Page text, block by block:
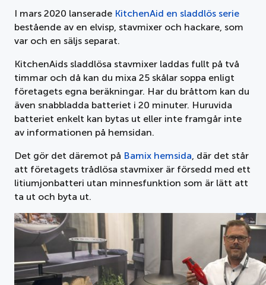
I mars 2020 lanserade KitchenAid en sladdlös serie
bestående av en elvisp, stavmixer och hackare, som
var och en säljs separat.
KitchenAids sladdlösa stavmixer laddas fullt på två
timmar och då kan du mixa 25 skålar soppa enligt
företagets egna beräkningar. Har du bråttom kan du
även snabbladda batteriet i 20 minuter. Huruvida
batteriet enkelt kan bytas ut eller inte framgår inte
av informationen på hemsidan.
Det gör det däremot på Bamix hemsida, där det står
att företagets trådlösa stavmixer är försedd med ett
litiumjonbatteri utan minnesfunktion som är lätt att
ta ut och byta ut.